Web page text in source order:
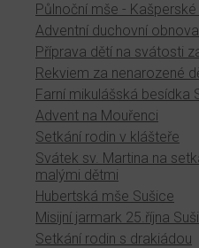
Půlnoční mše - Kašperské
Adventní duchovní
Příprava dětí na svátosti
Rekviem za nenarozené
Farní mikulášská besídka
Advent na Mouřenci
Setkání rodin v klášteře
Svátek sv. Martina na
malými dětmi
Hubertská mše Sušice
Misijní jarmark 25.října
Setkání rodin s drakiádou